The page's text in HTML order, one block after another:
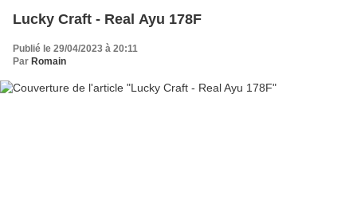
Lucky Craft - Real Ayu 178F
Publié le 29/04/2023 à 20:11
Par Romain